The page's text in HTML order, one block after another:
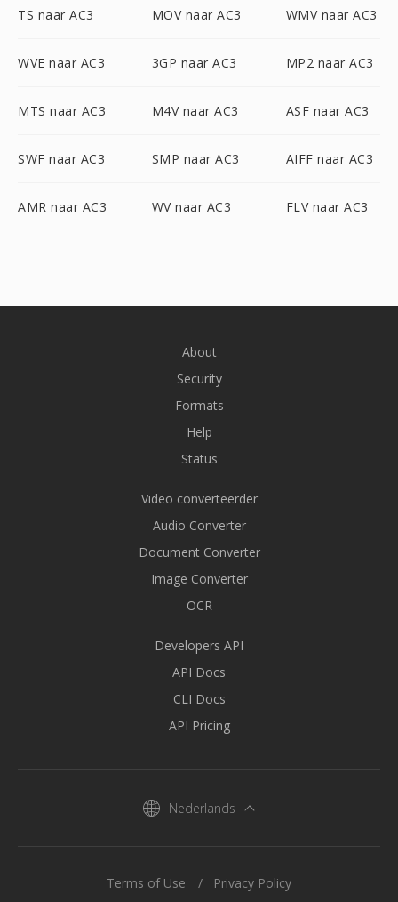
TS naar AC3 MOV naar AC3 WMV naar AC3
WVE naar AC3 3GP naar AC3 MP2 naar AC3
MTS naar AC3 M4V naar AC3 ASF naar AC3
SWF naar AC3 SMP naar AC3 AIFF naar AC3
AMR naar AC3 WV naar AC3 FLV naar AC3
About
Security
Formats
Help
Status
Video converteerder
Audio Converter
Document Converter
Image Converter
OCR
Developers API
API Docs
CLI Docs
API Pricing
Nederlands
Terms of Use Privacy Policy